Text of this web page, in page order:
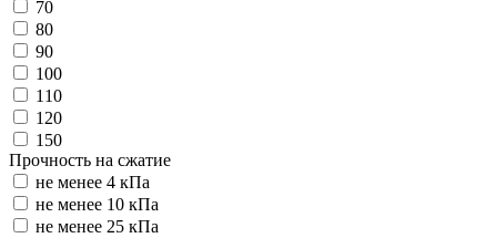
70
80
90
100
110
120
150
Прочность на сжатие
не менее 4 кПа
не менее 10 кПа
не менее 25 кПа